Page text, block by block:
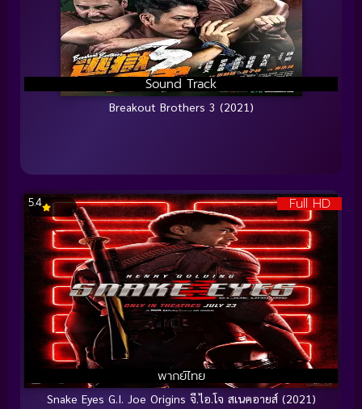
Sound Track
Breakout Brothers 3 (2021)
Full HD
พากย์ไทย
5.4
Snake Eyes G.I. Joe Origins จี.ไอ.โจ สเนคอายส์ (2021)